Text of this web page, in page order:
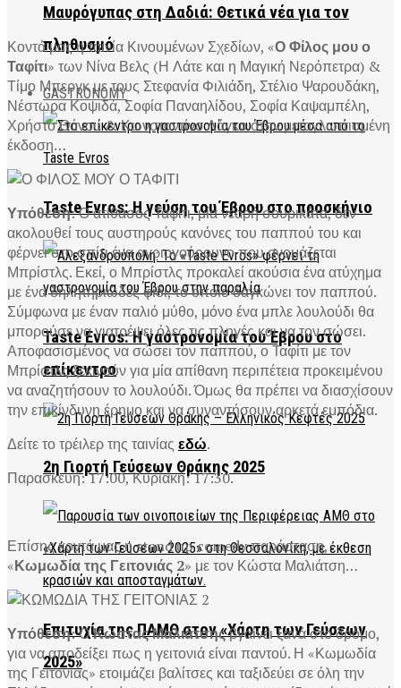
Μαυρόγυπας στη Δαδιά: Θετικά νέα για τον
πληθυσμό
GASTRONOMY
Taste Evros: Η γεύση του Έβρου στο προσκήνιο
Taste Evros: Η γαστρονομία του Έβρου στο
επίκεντρο
2η Γιορτή Γεύσεων Θράκης 2025
Επιτυχία της ΠΑΜΘ στον «Χάρτη των Γεύσεων
2025»
Κοντά μας η ταινία Κινουμένων Σχεδίων, «Ο Φίλος μου ο
Ταφίτι» των Νίνα Βελς (Η Λάτε και η Μαγική Νερόπετρα) &
Τίμο Μπεργκ με τους Στεφανία Φιλιάδη, Στέλιο Ψαρουδάκη,
Νέστωρα Κοψιδά, Σοφία Παναηλίδου, Σοφία Καψαμπέλη,
Χρήστο Θάνου & Κωνσταντίνο Λάγκο στην μεταγλωττισμένη
έκδοση…
Υπόθεση: Ο ατίθασος Ταφίτι, μία νεαρή σουρικάτα, δεν
ακολουθεί τους αυστηρούς κανόνες του παππού του και
φέρνει στο σπίτι ένα αγριογούρουνο που ονομάζεται
Μπρίστλς. Εκεί, ο Μπρίστλς προκαλεί ακούσια ένα ατύχημα
με ένα δηλητηριώδες φίδι, το οποίο δαγκώνει τον παππού.
Σύμφωνα με έναν παλιό μύθο, μόνο ένα μπλε λουλούδι θα
μπορούσε να γιατρέψει όλες τις πληγές και να τον σώσει.
Αποφασισμένος να σώσει τον παππού, ο Ταφίτι με τον
Μπρίστλς ξεκινούν για μία απίθανη περιπέτεια προκειμένου
να αναζητήσουν το λουλούδι. Όμως θα πρέπει να διασχίσουν
την επικίνδυνη έρημο και να συναντήσουν αρκετά εμπόδια.
Δείτε το τρέιλερ της ταινίας εδώ.
Παρασκευή: 17:00, Κυριακή: 17:30.
Επίσης κοντά μας η stand up comedy παράσταση,
«Κωμωδία της Γειτονιάς 2» με τον Κώστα Μαλιάτση…
Υπόθεση: ΟΚώστας Μαλιάτσηςβγαίνει ξανά στο δρόμο,
για να αποδείξει πως η γειτονιά είναι παντού. Η «Κωμωδία
της Γειτονιάς» ετοιμάζει βαλίτσες και ταξιδεύει σε όλη την